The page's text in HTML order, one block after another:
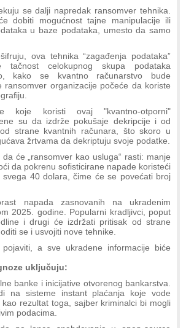
se dalji napredak ransomver tehnika.
dobiti mogućnost tajne manipulacije ili
u baze podataka, umesto da samo
ova tehnika “zagađenja podataka”
celokupnog skupa podataka
kako se kvantno računarstvo bude
ransomver organizacije počeće da koriste
koje koristi ovaj "kvantno-otporni"
su da izdrže pokušaje dekripcije i od
strane kvantnih računara, što skoro u
žrtvama da dekriptuju svoje podatke.
će „ransomver kao usluga“ rasti: manje
da pokrenu sofisticirane napade koristeći
svega 40 dolara, čime će se povećati broj
napada zasnovanih na ukradenim
2025. godine. Popularni kradljivci, poput
i drugi će izdržati pritisak od strane
se i usvojiti nove tehnike.
a sve ukradene informacije biće
uključuju:
banke i inicijative otvorenog bankarstva.
na sisteme instant plaćanja koje vode
rezultat toga, sajber kriminalci bi mogli
podacima.